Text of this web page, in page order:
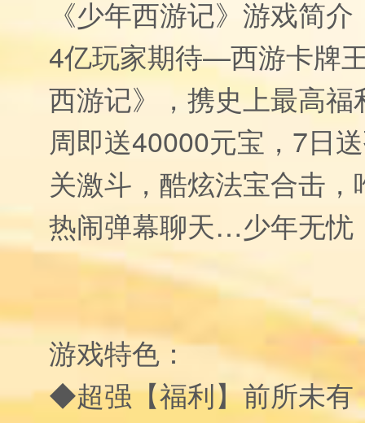
《少年西游记》游戏简介
4亿玩家期待—西游卡牌
西游记》，携史上最高
周即送40000元宝，7日
关激斗，酷炫法宝合击
热闹弹幕聊天…少年无忧
游戏特色：
◆超强【福利】前所未有